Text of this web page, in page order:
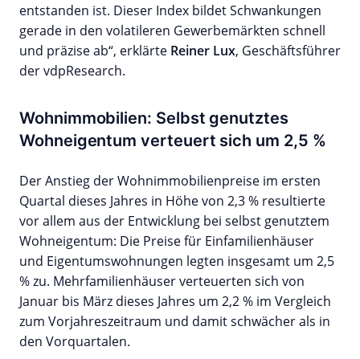
entstanden ist. Dieser Index bildet Schwankungen
gerade in den volatileren Gewerbemärkten schnell
und präzise ab“, erklärte Reiner Lux, Geschäftsführer
der vdpResearch.
Wohnimmobilien: Selbst genutztes
Wohneigentum verteuert sich um 2,5 %
Der Anstieg der Wohnimmobilienpreise im ersten
Quartal dieses Jahres in Höhe von 2,3 % resultierte
vor allem aus der Entwicklung bei selbst genutztem
Wohneigentum: Die Preise für Einfamilienhäuser
und Eigentumswohnungen legten insgesamt um 2,5
% zu. Mehrfamilienhäuser verteuerten sich von
Januar bis März dieses Jahres um 2,2 % im Vergleich
zum Vorjahreszeitraum und damit schwächer als in
den Vorquartalen.